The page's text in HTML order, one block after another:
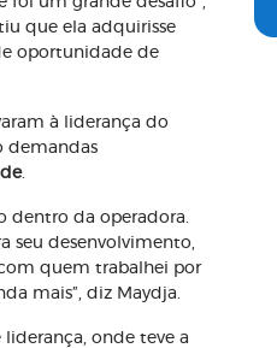
que ela adquirisse
oportunidade de
à liderança do
demandas
.
dentro da operadora.
seu desenvolvimento,
quem trabalhei por
mais”, diz Maydja.
onde teve a